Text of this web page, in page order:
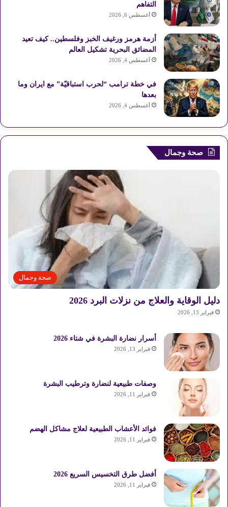
R
التفاهم
أغسطس 6, 2026
أزمة هرمز ورغيف الخبز وفلسطين.. كيف تعيد
المضائق البحرية تشكيل العالم
أغسطس 4, 2026
في خطة ترامب “لحرب استباقيّة” مع ايران وما
بعدها
أغسطس 4, 2026
صحة وجمال
صحة وجمال
دليل الوقاية والعلاج من نزلات البرد 2026
فبراير 13, 2026
أسرار نضارة البشرة في شتاء 2026
فبراير 13, 2026
وصفات طبيعية لنضارة وترطيب البشرة
فبراير 11, 2026
فوائد الأعشاب الطبيعية لعلاج مشاكل الهضم
فبراير 11, 2026
أفضل طرق التخسيس السريع 2026
فبراير 11, 2026